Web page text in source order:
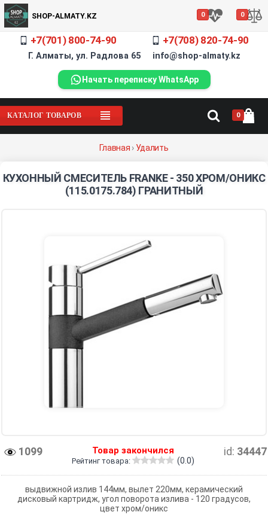
SHOP-ALMATY.KZ 0 0
+7(701) 800-74-90 +7(708) 820-74-90
Г. Алматы, ул. Радлова 65 info@shop-almaty.kz
Начать переписку WhatsApp
КАТАЛОГ ТОВАРОВ 0
Главная › Удалить
КУХОННЫЙ СМЕСИТЕЛЬ FRANKE - 350 ХРОМ/ОНИКС
(115.0175.784) ГРАНИТНЫЙ
1099 id: 34447
Товар закончился
Рейтинг товара: (0.0)
выдвижной излив 144мм, вылет 220мм, керамический
дисковый картридж, угол поворота излива - 120 градусов,
цвет хром/оникс